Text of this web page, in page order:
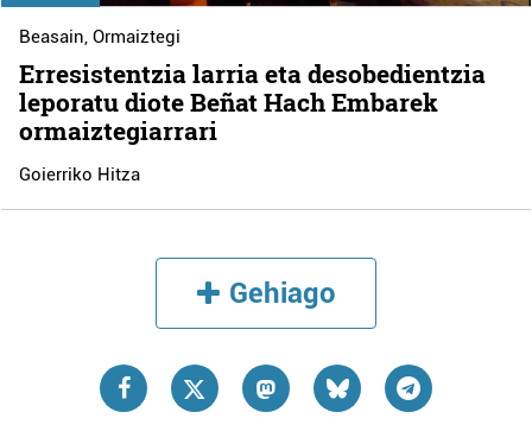
Beasain,Ormaiztegi
Erresistentzia larria eta desobedientzia
leporatu diote Beñat Hach Embarek
ormaiztegiarrari
Goierriko Hitza
Gehiago